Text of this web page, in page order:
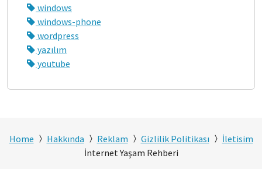
windows
windows-phone
wordpress
yazılım
youtube
Home Hakkında Reklam Gizlilik Politikası
İletisim
İnternet Yaşam Rehberi